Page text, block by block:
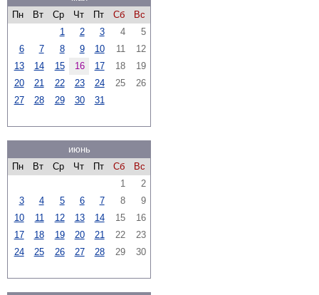
Пн
Вт Ср Чт Пт Сб
Вс
1
2 3 4
5
6
7 8 9 10 11
12
13
14 15 16 17 18
19
20
21 22 23 24 25
26
27
28 29 30 31
июнь
Пн
Вт Ср Чт Пт Сб
Вс
1
2
3
4 5 6 7 8
9
10
11 12 13 14 15
16
17
18 19 20 21 22
23
24
25 26 27 28 29 30